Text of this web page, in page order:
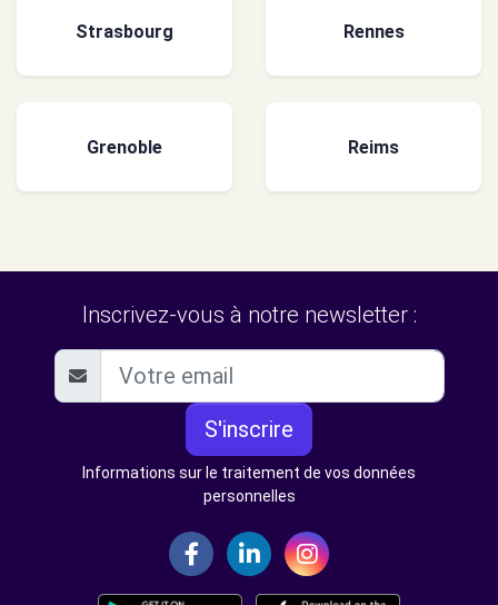
Strasbourg Rennes
Grenoble Reims
Inscrivez-vous à notre newsletter :
S'inscrire
Informations sur le traitement de vos données
personnelles